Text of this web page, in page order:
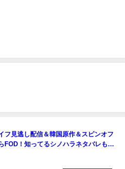
フ見逃し配信＆韓国原作＆スピンオフ
FOD！知ってるシノハラネタバレもあ